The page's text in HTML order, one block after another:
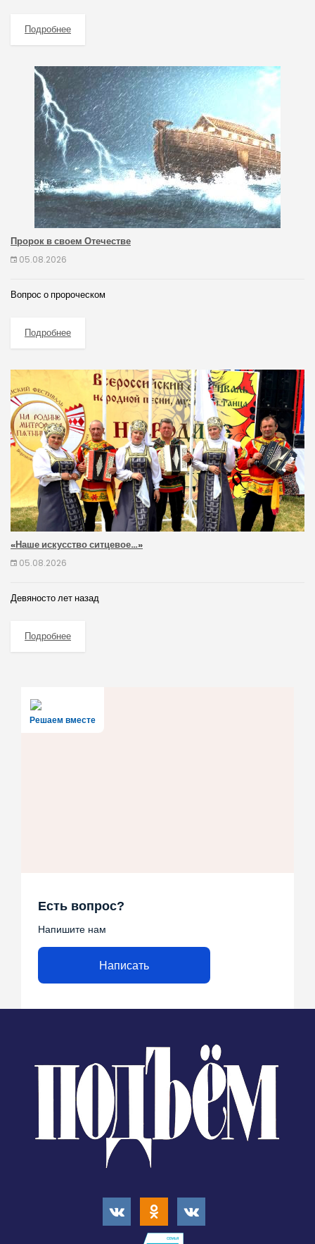
Подробнее
Пророк в своем Отечестве
05.08.2026
Вопрос о пророческом
Подробнее
«Наше искусство ситцевое…»
05.08.2026
Девяносто лет назад
Подробнее
Решаем вместе
Есть вопрос?
Напишите нам
Написать